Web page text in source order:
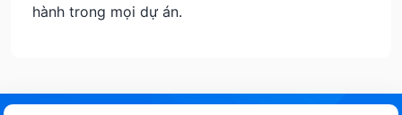
hành trong mọi dự án.